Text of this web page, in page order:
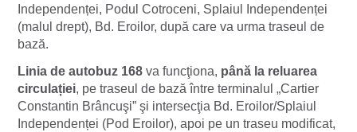
Independenței, Podul Cotroceni, Splaiul Independenței
(malul drept), Bd. Eroilor, după care va urma traseul de
bază.
Linia de autobuz 168 va funcţiona, până la reluarea
circulației, pe traseul de bază între terminalul „Cartier
Constantin Brâncuşi” şi intersecţia Bd. Eroilor/Splaiul
Independenței (Pod Eroilor), apoi pe un traseu modificat,